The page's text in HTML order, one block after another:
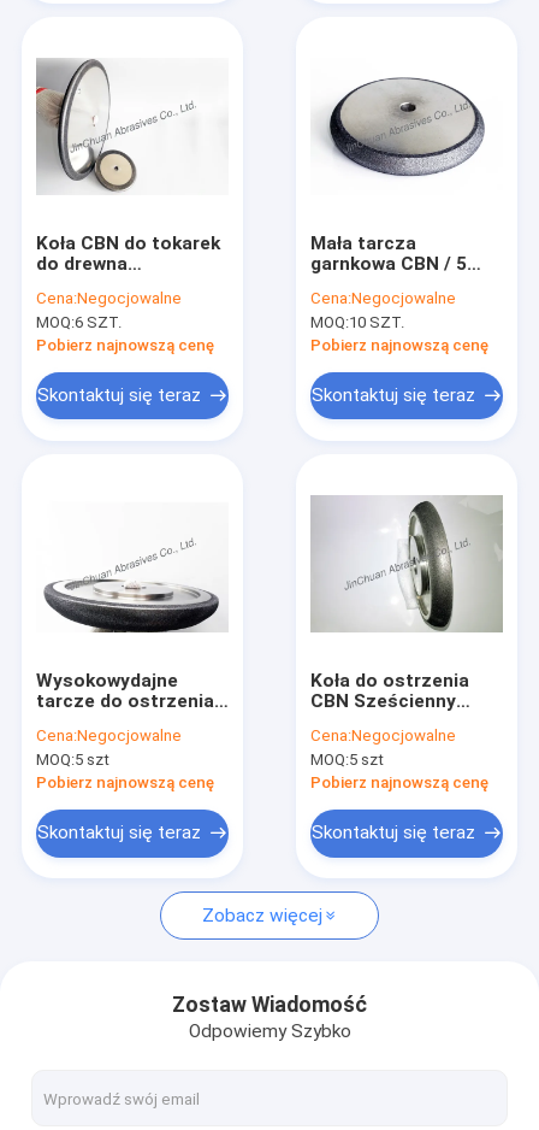
O nas
Aktualności
CBN Sharpening Wheels
CBN Wheels For Woodturners
Koła CBN do tokarek
do drewna
tarcza 8 "R3 / 16 CBN
/ 8" 203 mm * 1207
mm * 45 B151
Cena:Negocjowalne
MOQ:6 SZT.
Pobierz najnowszą cenę
Skontaktuj się teraz
Mała tarcza
garnkowa CBN / 5
narzędzi do toczenia
drewna / 5" 127 mm *
12,7 mm 3/16
Cena:Negocjowalne
MOQ:10 SZT.
Pobierz najnowszą cenę
Skontaktuj się teraz
Wysokowydajne
tarcze do ostrzenia
opatrunków
Cena:Negocjowalne
MOQ:5 szt
Pobierz najnowszą cenę
Skontaktuj się teraz
Koła do ostrzenia
CBN Sześcienny
boru o długim okresie
użytkowania
Cena:Negocjowalne
MOQ:5 szt
Pobierz najnowszą cenę
Skontaktuj się teraz
Zobacz więcej
Zostaw Wiadomość
Odpowiemy Szybko